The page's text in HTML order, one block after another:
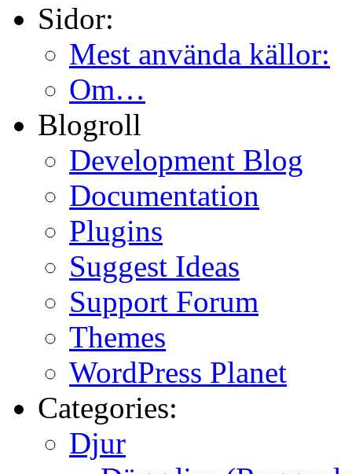
Sidor:
Mest använda källor:
Om…
Blogroll
Development Blog
Documentation
Plugins
Suggest Ideas
Support Forum
Themes
WordPress Planet
Categories:
Djur